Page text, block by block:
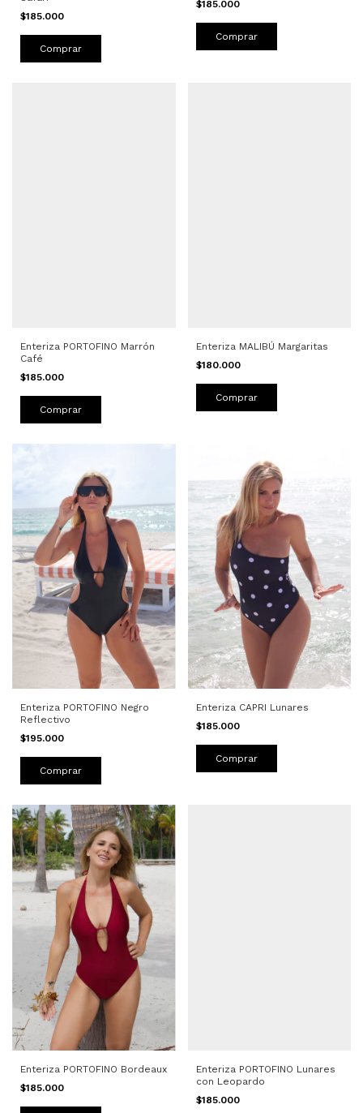
$185.000
Comprar
$185.000
Comprar
Enteriza PORTOFINO Marrón
Café
$185.000
Comprar
Enteriza MALIBÚ Margaritas
$180.000
Comprar
Enteriza PORTOFINO Negro
Reflectivo
$195.000
Comprar
Enteriza CAPRI Lunares
$185.000
Comprar
Enteriza PORTOFINO Bordeaux
$185.000
Enteriza PORTOFINO Lunares
con Leopardo
$185.000